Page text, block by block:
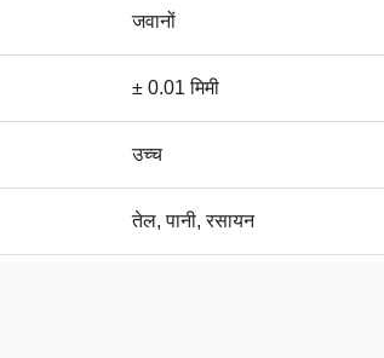
जवानों
± 0.01 मिमी
उच्च
तेल, पानी, रसायन